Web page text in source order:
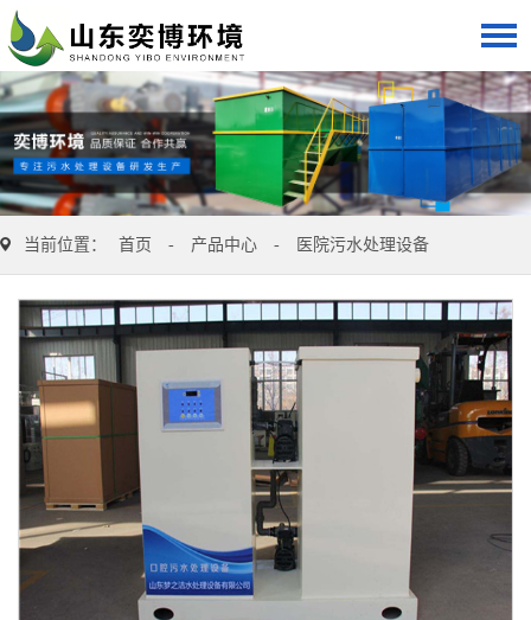
当前位置： 首页 - 产品中心 - 医院污水处理设备